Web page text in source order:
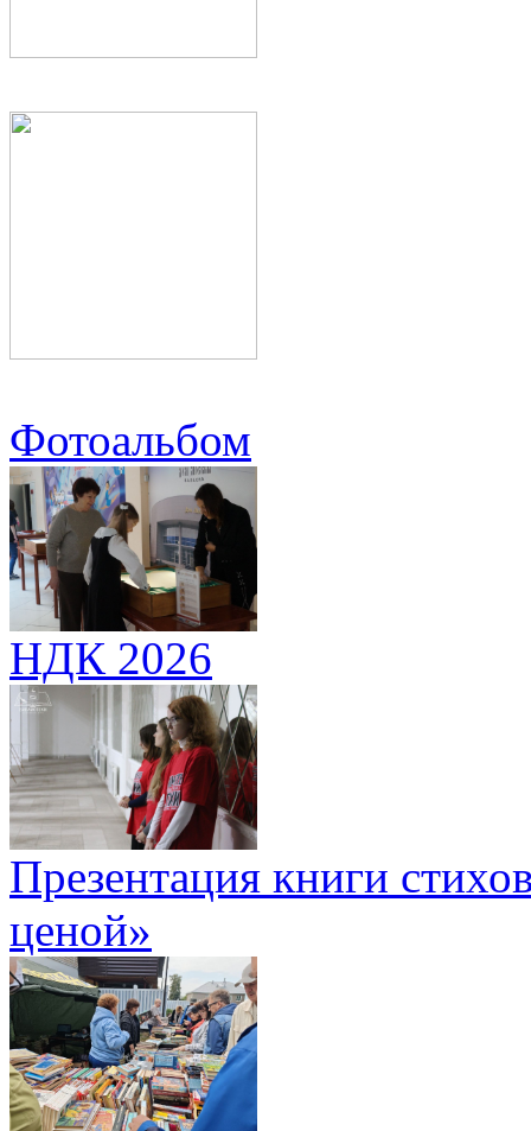
Фотоальбом
НДК 2026
Презентация книги
ценой»